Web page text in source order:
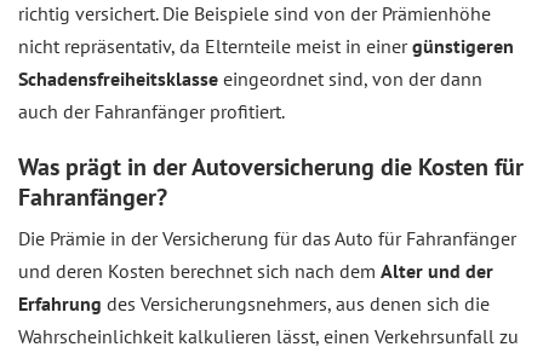
richtig versichert. Die Beispiele sind von der Prämienhöhe
nicht repräsentativ, da Elternteile meist in einergünstigeren
Schadensfreiheitsklasse eingeordnet sind, von der dann
auch der Fahranfänger profitiert.
Was prägt in der Autoversicherung die Kosten für
Fahranfänger?
Die Prämie in der Versicherung für das Auto für Fahranfänger
und deren Kosten berechnet sich nach dem Alter und der
Erfahrung des Versicherungsnehmers, aus denen sich die
Wahrscheinlichkeit kalkulieren lässt, einen Verkehrsunfall zu